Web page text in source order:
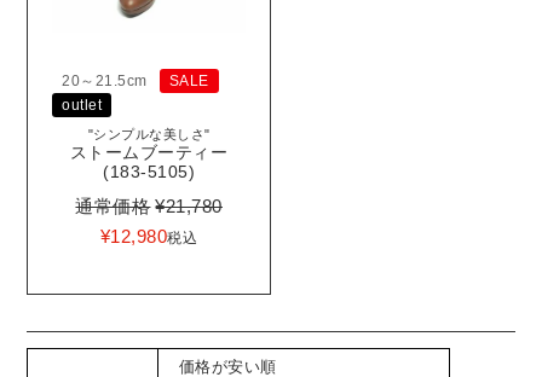
20～21.5cm
SALE
outlet
"シンプルな美しさ"
ストームブーティー
(183-5105)
通常価格 ¥21,780
¥12,980税込
価格が安い順